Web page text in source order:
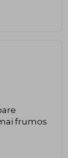
frumos